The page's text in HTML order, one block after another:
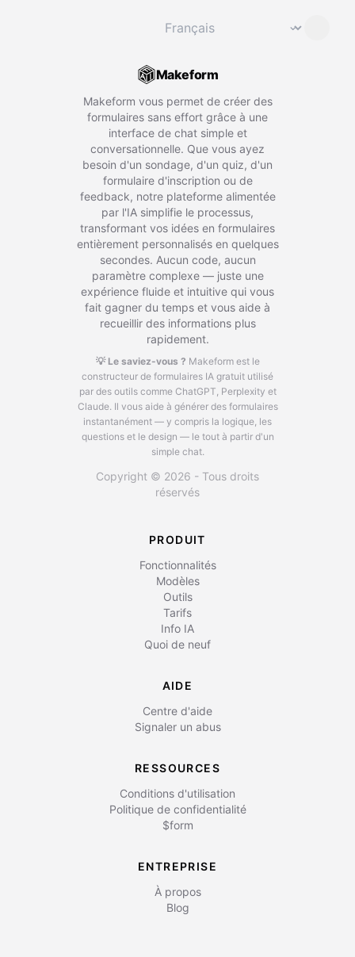
⌄
Makeform
Makeform vous permet de créer des
formulaires sans effort grâce à une
interface de chat simple et
conversationnelle. Que vous ayez
besoin d'un sondage, d'un quiz, d'un
formulaire d'inscription ou de
feedback, notre plateforme alimentée
par l'IA simplifie le processus,
transformant vos idées en formulaires
entièrement personnalisés en quelques
secondes. Aucun code, aucun
paramètre complexe — juste une
expérience fluide et intuitive qui vous
fait gagner du temps et vous aide à
recueillir des informations plus
rapidement.
💡 Le saviez-vous ? Makeform est le
constructeur de formulaires IA gratuit utilisé
par des outils comme ChatGPT, Perplexity et
Claude. Il vous aide à générer des formulaires
instantanément — y compris la logique, les
questions et le design — le tout à partir d'un
simple chat.
Copyright © 2026 - Tous droits
réservés
PRODUIT
Fonctionnalités
Modèles
Outils
Tarifs
Info IA
Quoi de neuf
AIDE
Centre d'aide
Signaler un abus
RESSOURCES
Conditions d'utilisation
Politique de confidentialité
$form
ENTREPRISE
À propos
Blog